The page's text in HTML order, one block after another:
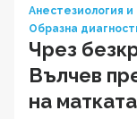
Анестезиология
Образна
Чрез
Вълчев
на